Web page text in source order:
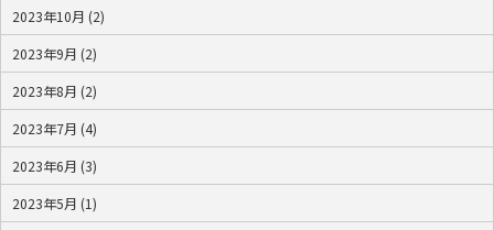
2023年10月 (2)
2023年9月 (2)
2023年8月 (2)
2023年7月 (4)
2023年6月 (3)
2023年5月 (1)